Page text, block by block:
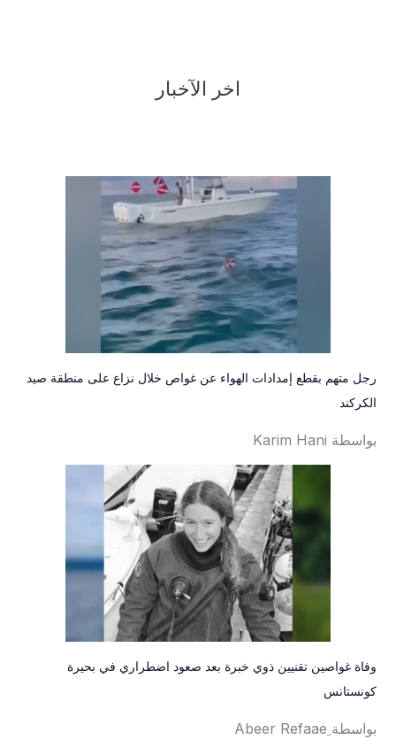
اخر الآخبار
رجل متهم بقطع إمدادات الهواء عن غواص خلال نزاع على منطقة صيد
الكركند
بواسطة Karim Hani
وفاة غواصين تقنيين ذوي خبرة بعد صعود اضطراري في بحيرة
كونستانس
بواسطة ِAbeer Refaae